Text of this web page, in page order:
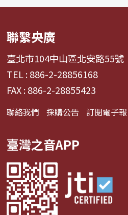
聯繫央廣
臺北市104中山區北安路55號
TEL : 886-2-28856168
FAX : 886-2-28855423
聯絡我們 採購公告 訂閱電子報
臺灣之音APP